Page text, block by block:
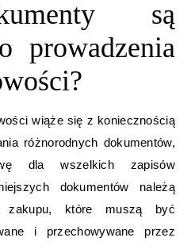
są
prowadzenia
wiąże się z koniecznością
różnorodnych dokumentów,
dla wszelkich zapisów
dokumentów należą
zakupu, które muszą być
i przechowywane przez